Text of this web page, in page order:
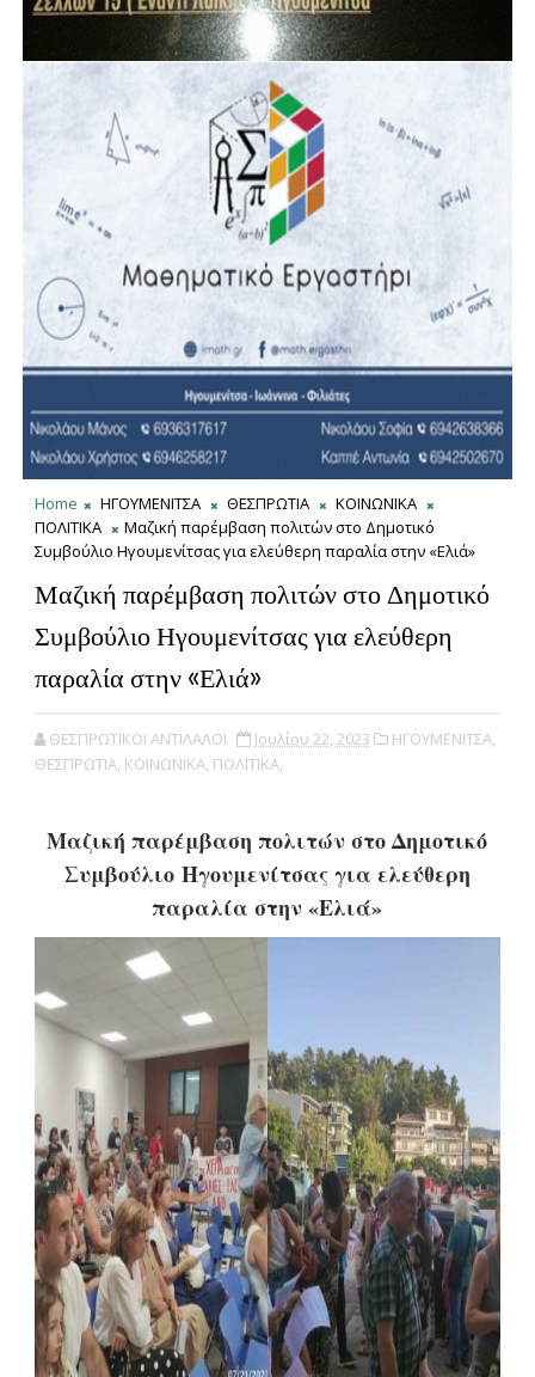
Home ΗΓΟΥΜΕΝΙΤΣΑ ΘΕΣΠΡΩΤΙΑ
ΚΟΙΝΩΝΙΚΑ
ΠΟΛΙΤΙΚΑ
Μαζική παρέμβαση πολιτών στο Δημοτικό
Συμβούλιο Ηγουμενίτσας για ελεύθερη παραλία στην «Ελιά»
Μαζική παρέμβαση πολιτών στο Δημοτικό
Συμβούλιο Ηγουμενίτσας για ελεύθερη
παραλία στην «Ελιά»
ΘΕΣΠΡΩΤΙΚΟΙ ΑΝΤΙΛΑΛΟΙ Ιουλίου 22, 2023
ΗΓΟΥΜΕΝΙΤΣΑ,
ΘΕΣΠΡΩΤΙΑ, ΚΟΙΝΩΝΙΚΑ, ΠΟΛΙΤΙΚΑ,
Μαζική παρέμβαση πολιτών στο Δημοτικό
Συμβούλιο Ηγουμενίτσας για ελεύθερη
παραλία στην «Ελιά»